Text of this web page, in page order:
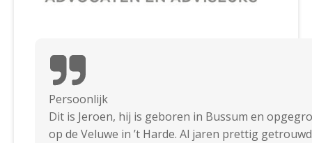
Persoonlijk
Dit is Jeroen, hij is geboren in Bussum en
op de Veluwe in ’t Harde. Al jaren prettig